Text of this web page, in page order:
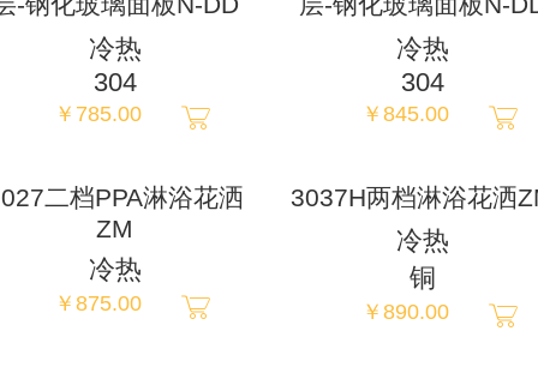
Pусский
français
Italia
Deutsch
冷热
304
￥785.00
冷热
304
￥845.00
二档PPA淋浴花洒
ZM
冷热
￥875.00
3037H两档淋浴花洒
冷热
铜
￥890.00